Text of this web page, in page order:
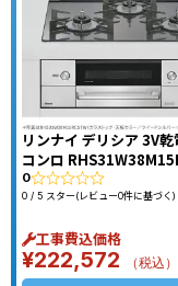
リンナイ デリシア 3V乾
コンロ
0
0 / 5 スター(レビュー0件に基づく)
工事費込価格
¥222,572 （税込）